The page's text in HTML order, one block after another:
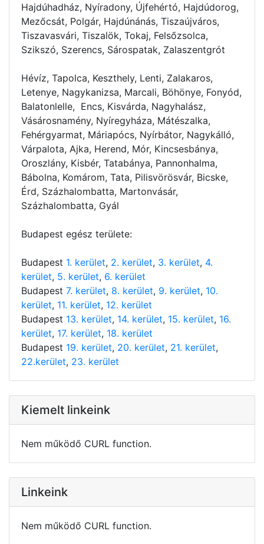
Hajdúhadház, Nyíradony, Újfehértó, Hajdúdorog,
Mezőcsát, Polgár, Hajdúnánás, Tiszaújváros,
Tiszavasvári, Tiszalök, Tokaj, Felsőzsolca,
Szikszó, Szerencs, Sárospatak, Zalaszentgrót
Hévíz, Tapolca, Keszthely, Lenti, Zalakaros,
Letenye, Nagykanizsa, Marcali, Böhönye, Fonyód,
Balatonlelle, Encs, Kisvárda, Nagyhalász,
Vásárosnamény, Nyíregyháza, Mátészalka,
Fehérgyarmat, Máriapócs, Nyírbátor, Nagykálló,
Várpalota, Ajka, Herend, Mór, Kincsesbánya,
Oroszlány, Kisbér, Tatabánya, Pannonhalma,
Bábolna, Komárom, Tata, Pilisvörösvár, Bicske,
Érd, Százhalombatta, Martonvásár,
Százhalombatta, Gyál
Budapest egész területe:
Budapest 1. kerület, 2. kerület, 3. kerület, 4.
kerület, 5. kerület, 6. kerület
Budapest 7. kerület, 8. kerület, 9. kerület, 10.
kerület, 11. kerület, 12. kerület
Budapest 13. kerület, 14. kerület, 15. kerület, 16.
kerület, 17. kerület, 18. kerület
Budapest 19. kerület, 20. kerület, 21. kerület,
22.kerület, 23. kerület
Kiemelt linkeink
Nem működő CURL function.
Linkeink
Nem működő CURL function.